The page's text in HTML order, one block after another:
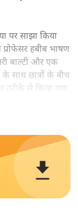
पर साझा किया
हबीब भाषण
बाल्टी और एक
साथ छात्रों के बीच
तरीके से किया गया